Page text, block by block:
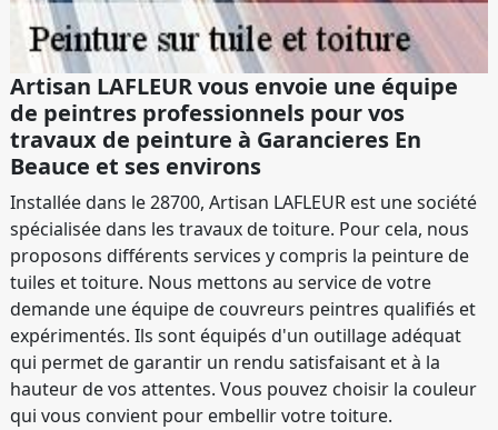
Artisan LAFLEUR vous envoie une équipe
de peintres professionnels pour vos
travaux de peinture à Garancieres En
Beauce et ses environs
Installée dans le 28700, Artisan LAFLEUR est une société
spécialisée dans les travaux de toiture. Pour cela, nous
proposons différents services y compris la peinture de
tuiles et toiture. Nous mettons au service de votre
demande une équipe de couvreurs peintres qualifiés et
expérimentés. Ils sont équipés d'un outillage adéquat
qui permet de garantir un rendu satisfaisant et à la
hauteur de vos attentes. Vous pouvez choisir la couleur
qui vous convient pour embellir votre toiture.